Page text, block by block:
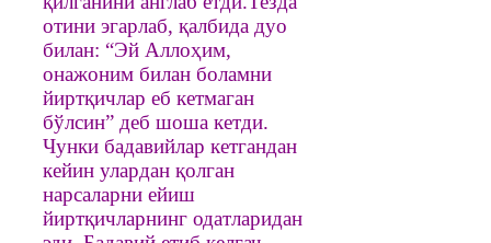
отини эгарлаб, қалбида дуо
билан: “Эй Аллоҳим,
онажоним билан боламни
йиртқичлар еб кетмаган
бўлсин” деб шоша кетди.
Чунки бадавийлар кетгандан
кейин улардан қолган
нарсаларни ейиш
йиртқичларнинг одатларидан